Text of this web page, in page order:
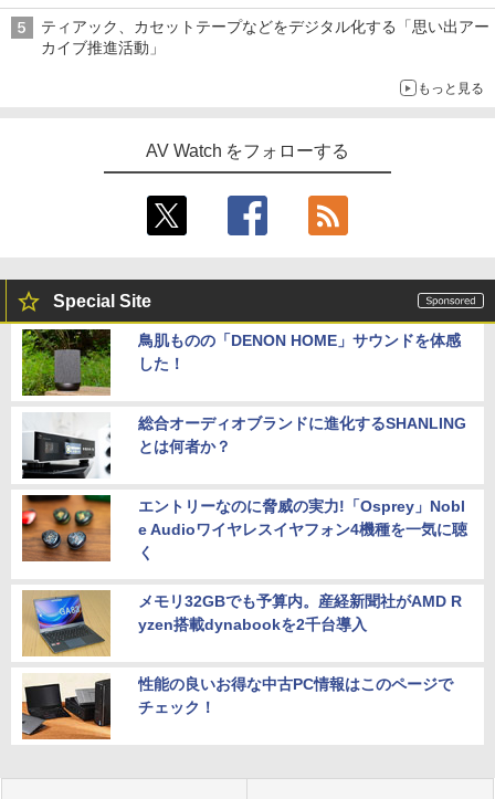
ティアック、カセットテープなどをデジタル化する「思い出アー
カイブ推進活動」
もっと見る
AV Watch をフォローする
Special Site
鳥肌ものの「DENON HOME」サウンドを体感
した！
総合オーディオブランドに進化するSHANLING
とは何者か？
エントリーなのに脅威の実力!「Osprey」Nobl
e Audioワイヤレスイヤフォン4機種を一気に聴
く
メモリ32GBでも予算内。産経新聞社がAMD R
yzen搭載dynabookを2千台導入
性能の良いお得な中古PC情報はこのページで
チェック！